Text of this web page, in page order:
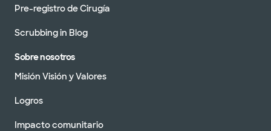
Pre-registro de Cirugía
Scrubbing in Blog
Sobre nosotros
Misión Visión y Valores
Logros
Impacto comunitario